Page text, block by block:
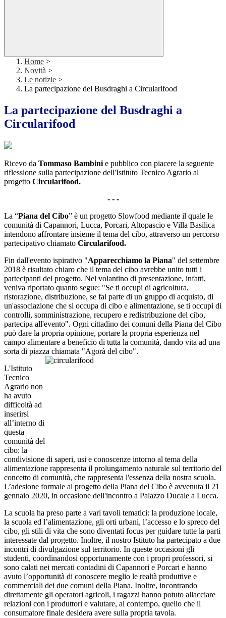
Home >
Novità >
Le notizie >
La partecipazione del Busdraghi a Circularifood
La partecipazione del Busdraghi a
Circularifood
Ricevo da Tommaso Bambini e pubblico con piacere la seguente
riflessione sulla partecipazione dell'Istituto Tecnico Agrario al
progetto Circularifood.
- - -
La “Piana del Cibo” è un progetto Slowfood mediante il quale le
comunità di Capannori, Lucca, Porcari, Altopascio e Villa Basilica
intendono affrontare insieme il tema del cibo, attraverso un percorso
partecipativo chiamato Circularifood.
Fin dall'evento ispirativo "Apparecchiamo la Piana" del settembre
2018 è risultato chiaro che il tema del cibo avrebbe unito tutti i
partecipanti del progetto. Nel volantino di presentazione, infatti,
veniva riportato quanto segue: "Se ti occupi di agricoltura,
ristorazione, distribuzione, se fai parte di un gruppo di acquisto, di
un'associazione che si occupa di cibo e alimentazione, se ti occupi di
controlli, somministrazione, recupero e redistribuzione del cibo,
partecipa all'evento". Ogni cittadino dei comuni della Piana del Cibo
può dare la propria opinione, portare la propria esperienza nel
campo alimentare a beneficio di tutta la comunità, dando vita ad una
sorta di piazza chiamata "Agorà del cibo".
L'Istituto
Tecnico
Agrario non
ha avuto
difficoltà ad
inserirsi
all’interno di
questa
comunità del
cibo: la
condivisione di saperi, usi e conoscenze intorno al tema della
alimentazione rappresenta il prolungamento naturale sul territorio del
concetto di comunità, che rappresenta l'essenza della nostra scuola.
L’adesione formale al progetto della Piana del Cibo è avvenuta il 21
gennaio 2020, in occasione dell'incontro a Palazzo Ducale a Lucca.
La scuola ha preso parte a vari tavoli tematici: la produzione locale,
la scuola ed l’alimentazione, gli orti urbani, l’accesso e lo spreco del
cibo, gli stili di vita che sono diventati focus per guidare tutte la parti
interessate dal progetto. Inoltre, il nostro Istituto ha partecipato a due
incontri di divulgazione sul territorio. In queste occasioni gli
studenti, coordinandosi opportunamente con i propri professori, si
sono calati nei mercati contadini di Capannori e Porcari e hanno
avuto l’opportunità di conoscere meglio le realtà produttive e
commerciali dei due comuni della Piana. Inoltre, incontrando
direttamente gli operatori agricoli, i ragazzi hanno potuto allacciare
relazioni con i produttori e valutare, al contempo, quello che il
consumatore finale desidera avere sulla propria tavola.